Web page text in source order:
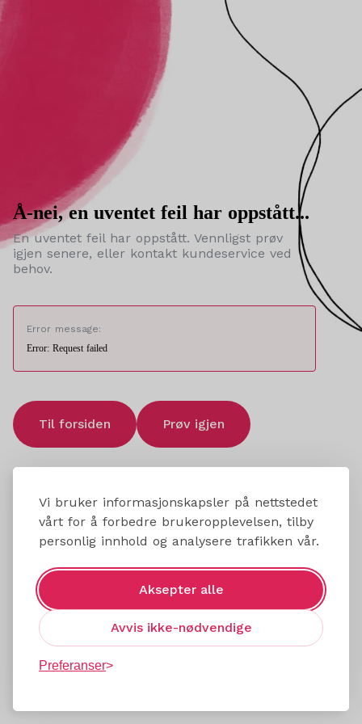
Vi bruker informasjonskapsler på nettstedet
vårt for å forbedre brukeropplevelsen, tilby
personlig innhold og analysere trafikken vår.
Aksepter alle
Avvis ikke-nødvendige
Preferanser
Å-nei, en uventet feil har oppstått...
En uventet feil har oppstått. Vennligst prøv
igjen senere, eller kontakt kundeservice ved
behov.
Error message:
Error: Request failed
Til forsiden Prøv igjen